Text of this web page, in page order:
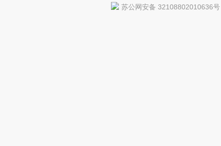
苏公网安备 32108802010636号